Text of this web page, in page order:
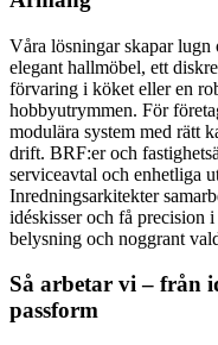
Våra lösningar skapar lugn
elegant hallmöbel, ett
förvaring i köket eller en
hobbyutrymmen. För
modulära system med rätt
drift. BRF:er och
serviceavtal och enhetliga
Inredningsarkitekter
idéskisser och få precision
belysning och noggrant
Så arbetar vi – från
passform